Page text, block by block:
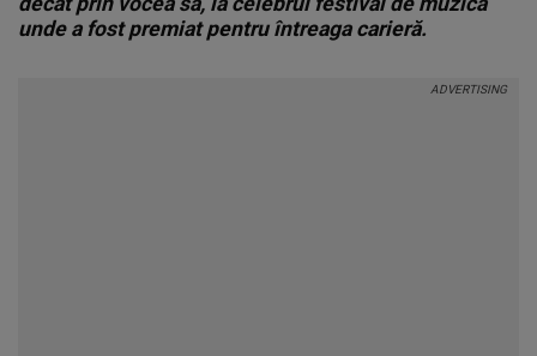
unde a fost premiat pentru întreaga carieră.